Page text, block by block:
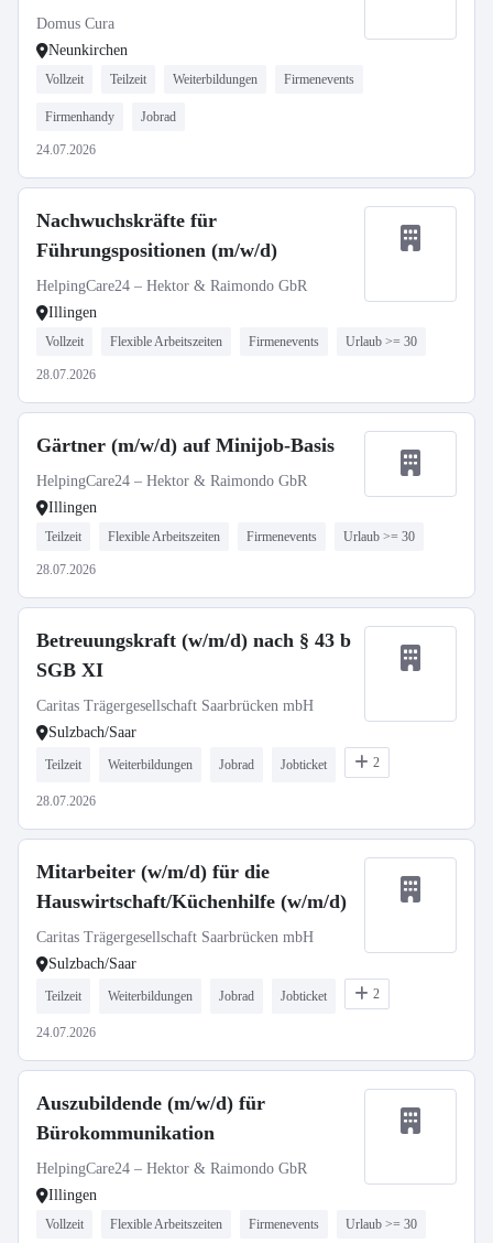
Domus Cura
Neunkirchen
Vollzeit Teilzeit Weiterbildungen Firmenevents
Firmenhandy Jobrad
24.07.2026
Nachwuchskräfte für
Führungspositionen (m/w/d)
HelpingCare24 – Hektor & Raimondo GbR
Illingen
Vollzeit Flexible Arbeitszeiten Firmenevents Urlaub >= 30
28.07.2026
Gärtner (m/w/d) auf Minijob-Basis
HelpingCare24 – Hektor & Raimondo GbR
Illingen
Teilzeit Flexible Arbeitszeiten Firmenevents Urlaub >= 30
28.07.2026
Betreuungskraft (w/m/d) nach § 43 b
SGB XI
Caritas Trägergesellschaft Saarbrücken mbH
Sulzbach/Saar
Teilzeit Weiterbildungen Jobrad Jobticket 2
28.07.2026
Mitarbeiter (w/m/d) für die
Hauswirtschaft/Küchenhilfe (w/m/d)
Caritas Trägergesellschaft Saarbrücken mbH
Sulzbach/Saar
Teilzeit Weiterbildungen Jobrad Jobticket 2
24.07.2026
Auszubildende (m/w/d) für
Bürokommunikation
HelpingCare24 – Hektor & Raimondo GbR
Illingen
Vollzeit Flexible Arbeitszeiten Firmenevents Urlaub >= 30